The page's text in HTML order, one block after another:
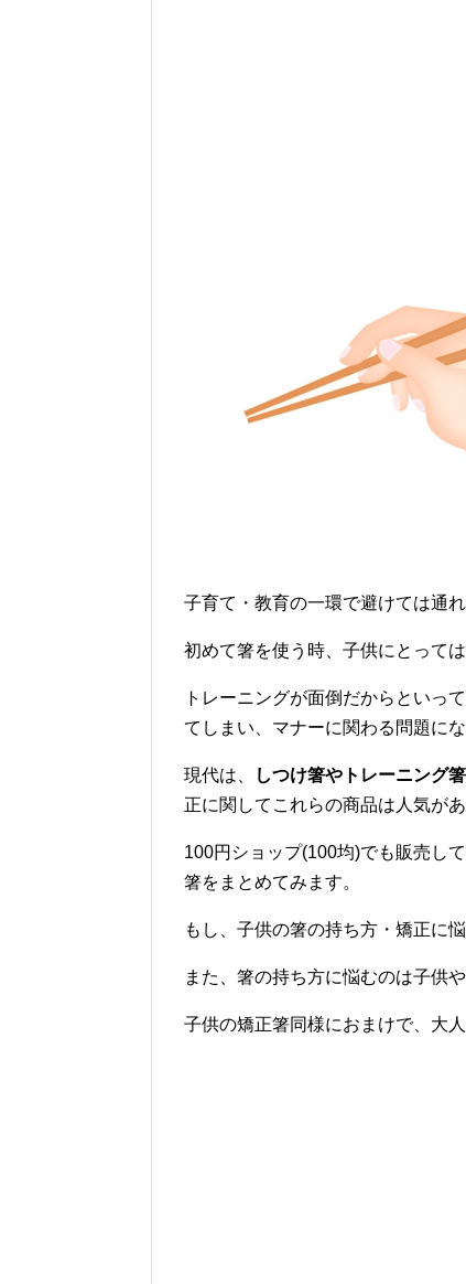
子育て・教育の一環で避けては通
初めて箸を使う時、子供にとって
トレーニングが面倒だからといっ
てしまい、マナーに関わる問題に
現代は、 しつけ箸やトレーニング
正に関してこれらの商品は人気があ
100円ショップ(100均)でも販売し
箸をまとめてみます。
もし、子供の箸の持ち方・矯正に
また、箸の持ち方に悩むのは子供
子供の矯正箸同様におまけで、大